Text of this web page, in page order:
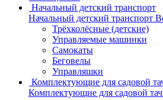
Начальный детский транспорт
Начальный детский транспорт
Трёхколёсные (детские)
Управляемые машинки
Самокаты
Беговелы
Управляшки
Комплектующие для садовой
Комплектующие для садовой